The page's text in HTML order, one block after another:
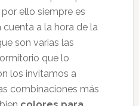
ello siempre es
cuenta a la hora de la
son varias las
que lo
los invitamos a
combinaciones más